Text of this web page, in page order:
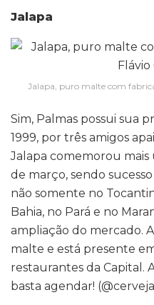
Jalapa
Jalapa, puro malte com
Sim, Palmas possui sua
1999, por três amigos
Jalapa comemorou
de março, sendo
não somente no
Bahia, no Pará e no
ampliação do mercado.
malte e está presente
restaurantes da Capital.
basta agendar!